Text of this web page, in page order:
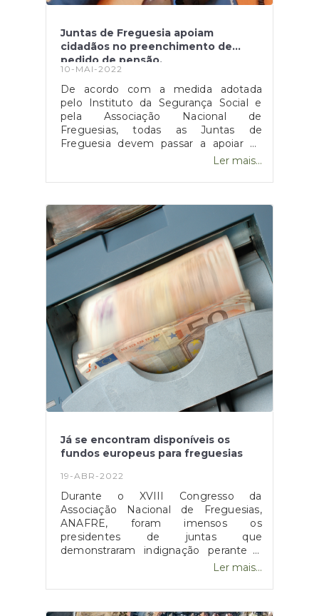
Juntas de Freguesia apoiam
cidadãos no preenchimento de
pedido de pensão.
10-MAI-2022
De acordo com a medida adotada
pelo Instituto da Segurança Social e
pela Associação Nacional de
Freguesias, todas as Juntas de
Freguesia devem passar a apoiar os
seus cidadãos no preenchimento do
Segurança Social Direta, garantido uma
acompanhamento a que mais
precisa.Na opinião de Jorge Veloso,
presidente da Associação Nacional de
Freguesias (ANAFRE), "As freguesias,
como entidade mais próxima dos
cidadãos, devem e podem executar
este serviço que consideramos
imprescindível para que os cidadãos se
possam sentir cada vez melhor e ter
alguém que os ligue ao Estado”.Fonte:
"Observador", disponível
em https://observador.pt/2022/05/05/juntas-
de-freguesia-podem-ajudar-cidadaos-a-
pedir-pensao-de-reforma-na-hora/
Ler mais...
Já se encontram disponíveis os
fundos europeus para freguesias
19-ABR-2022
Durante o XVIII Congresso da
Associação Nacional de Freguesias,
ANAFRE, foram imensos os
presidentes de juntas que
demonstraram indignação perante a
falta de acesso a fundos comunitários,
discriminação e cansaço ao serem
Ler mais...